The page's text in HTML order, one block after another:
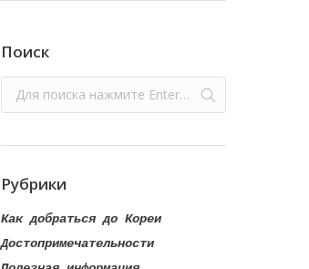
Поиск
Рубрики
Как добраться до Кореи
Достопримечательности